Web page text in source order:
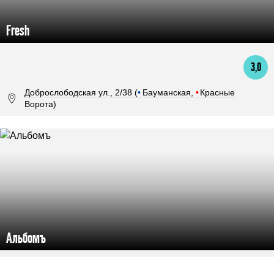
Fresh
3,0
Доброслободская ул., 2/38 (• Бауманская, • Красные
Ворота)
Альбомъ